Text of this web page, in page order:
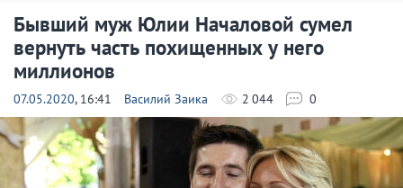
Бывший муж Юлии Началовой сумел
вернуть часть похищенных у него
миллионов
07.05.2020, 16:41 Василий Заика 2 044 0